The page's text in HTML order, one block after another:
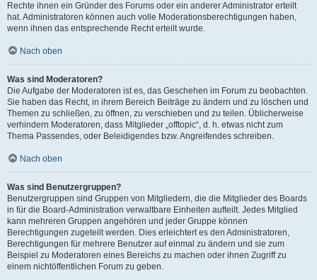
Rechte ihnen ein Gründer des Forums oder ein anderer Administrator erteilt
hat. Administratoren können auch volle Moderationsberechtigungen haben,
wenn ihnen das entsprechende Recht erteilt wurde.
Nach oben
Was sind Moderatoren?
Die Aufgabe der Moderatoren ist es, das Geschehen im Forum zu beobachten.
Sie haben das Recht, in ihrem Bereich Beiträge zu ändern und zu löschen und
Themen zu schließen, zu öffnen, zu verschieben und zu teilen. Üblicherweise
verhindern Moderatoren, dass Mitglieder „offtopic“, d. h. etwas nicht zum
Thema Passendes, oder Beleidigendes bzw. Angreifendes schreiben.
Nach oben
Was sind Benutzergruppen?
Benutzergruppen sind Gruppen von Mitgliedern, die die Mitglieder des Boards
in für die Board-Administration verwaltbare Einheiten aufteilt. Jedes Mitglied
kann mehreren Gruppen angehören und jeder Gruppe können
Berechtigungen zugeteilt werden. Dies erleichtert es den Administratoren,
Berechtigungen für mehrere Benutzer auf einmal zu ändern und sie zum
Beispiel zu Moderatoren eines Bereichs zu machen oder ihnen Zugriff zu
einem nichtöffentlichen Forum zu geben.